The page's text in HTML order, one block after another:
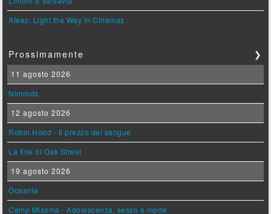
Ateez: Light the Way in Cinemas
Prossimamente ❯
11 agosto 2026
Nimrods
12 agosto 2026
Robin Hood - Il prezzo del sangue
La fine di Oak Street
19 agosto 2026
Oceania
Camp Miasma - Adolescenza, sesso e morte